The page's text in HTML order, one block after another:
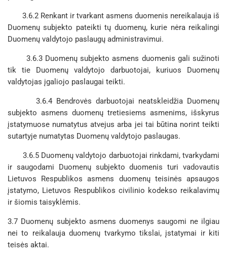
3.6.2 Renkant ir tvarkant asmens duomenis nereikalauja iš
Duomenų subjekto pateikti tų duomenų, kurie nėra reikalingi
Duomenų valdytojo paslaugų administravimui.
3.6.3 Duomenų subjekto asmens duomenis gali sužinoti
tik tie Duomenų valdytojo darbuotojai, kuriuos Duomenų
valdytojas įgaliojo paslaugai teikti.
3.6.4 Bendrovės darbuotojai neatskleidžia Duomenų
subjekto asmens duomenų tretiesiems asmenims, išskyrus
įstatymuose numatytus atvejus arba jei tai būtina norint teikti
sutartyje numatytas Duomenų valdytojo paslaugas.
3.6.5 Duomenų valdytojo darbuotojai rinkdami, tvarkydami
ir saugodami Duomenų subjekto duomenis turi vadovautis
Lietuvos Respublikos asmens duomenų teisinės apsaugos
įstatymo, Lietuvos Respublikos civilinio kodekso reikalavimų
ir šiomis taisyklėmis.
3.7 Duomenų subjekto asmens duomenys saugomi ne ilgiau
nei to reikalauja duomenų tvarkymo tikslai, įstatymai ir kiti
teisės aktai.